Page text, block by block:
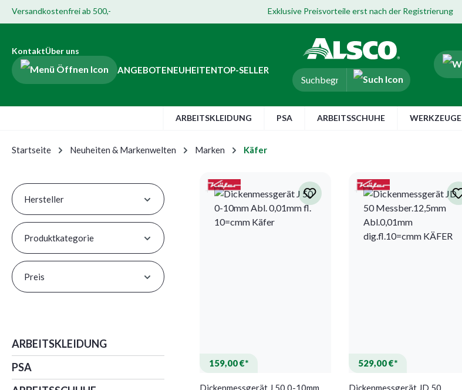
springen
Suche springen
Zur Hauptnavigation springen
Zur Navigation der B2B-Plattform springen
Versandkostenfrei ab 500,- Exklusive Preisvorteile erst nach der Registrierung
KontaktÜber uns
ANGEBOTENEUHEITENTOP-SELLER
ARBEITSKLEIDUNG PSA ARBEITSSCHUHE WERKZEUGE
Startseite Neuheiten & Markenwelten Marken Käfer
Hersteller
Produktkategorie
Preis
ARBEITSKLEIDUNG
PSA
159,00 €*
Dickenmessgerät J 50 0-10mm
529,00 €*
Dickenmessgerät JD 50